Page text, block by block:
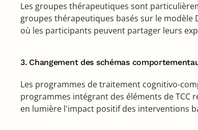
Les groupes thérapeutiques sont
groupes thérapeutiques basés sur le
où les participants peuvent partager leurs
3. Changement des schémas
Les programmes de traitement cognitivo-
programmes intégrant des éléments de TCC
en lumière l'impact positif des interventions